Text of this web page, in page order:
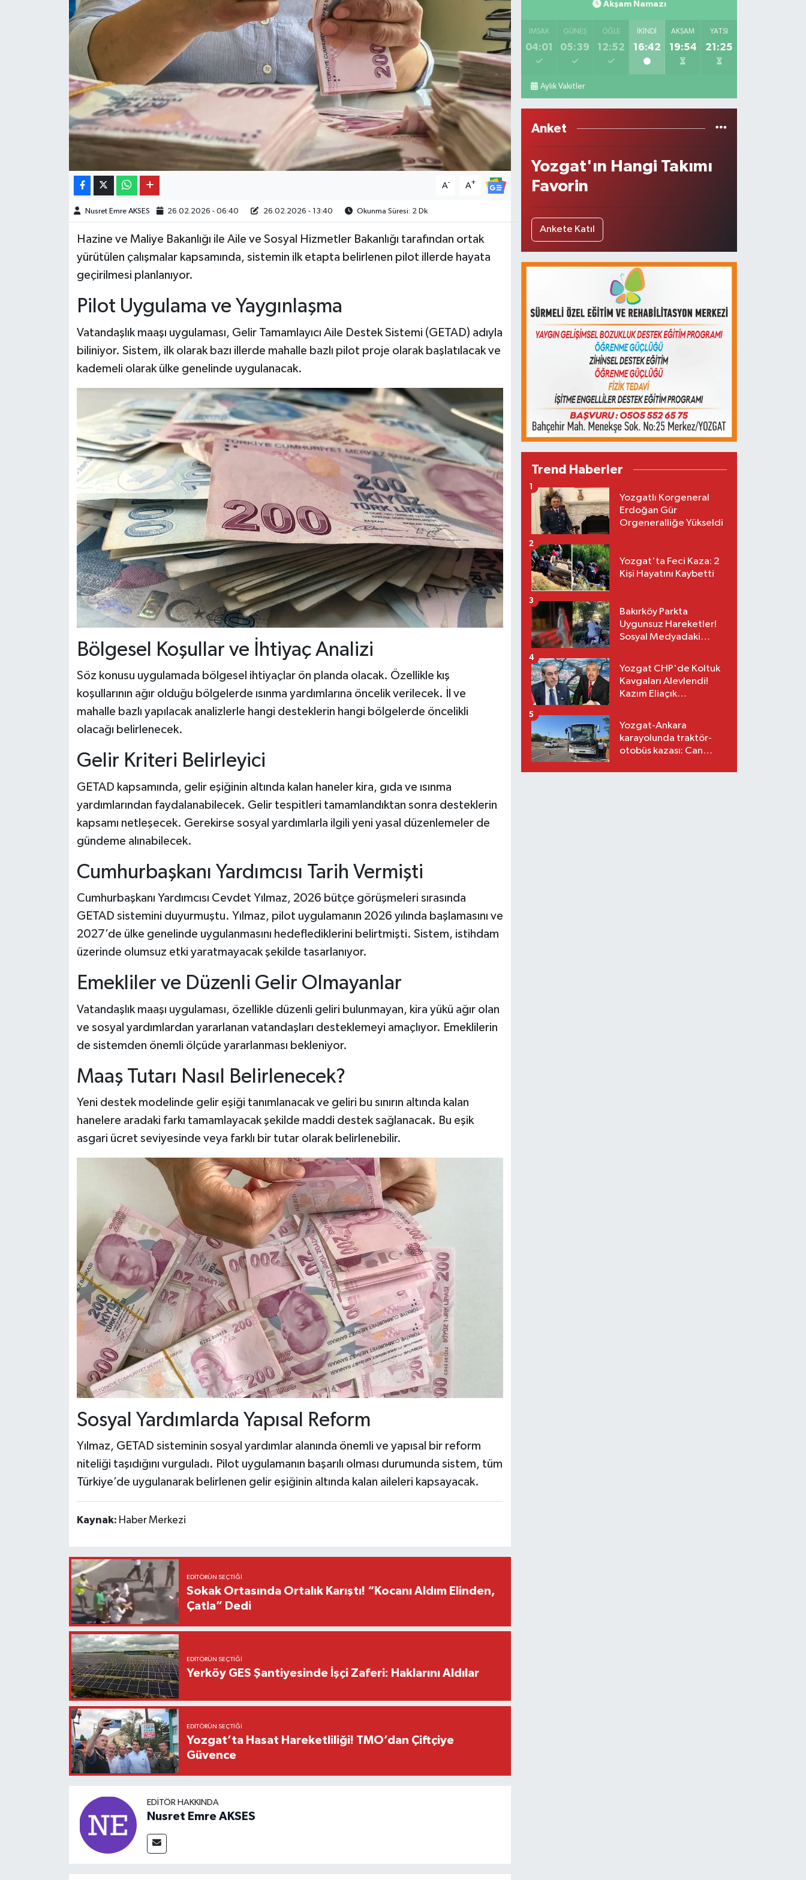
A- A+
Nusret Emre AKSES 26.02.2026 - 06:40 26.02.2026 - 13:40 Okunma Süresi: 2 Dk
Hazine ve Maliye Bakanlığı ile Aile ve Sosyal Hizmetler Bakanlığı tarafından ortak
yürütülen çalışmalar kapsamında, sistemin ilk etapta belirlenen pilot illerde hayata
geçirilmesi planlanıyor.
Pilot Uygulama ve Yaygınlaşma
Vatandaşlık maaşı uygulaması, Gelir Tamamlayıcı Aile Destek Sistemi (GETAD) adıyla
biliniyor. Sistem, ilk olarak bazı illerde mahalle bazlı pilot proje olarak başlatılacak ve
kademeli olarak ülke genelinde uygulanacak.
Bölgesel Koşullar ve İhtiyaç Analizi
Söz konusu uygulamada bölgesel ihtiyaçlar ön planda olacak. Özellikle kış
koşullarının ağır olduğu bölgelerde ısınma yardımlarına öncelik verilecek. İl ve
mahalle bazlı yapılacak analizlerle hangi desteklerin hangi bölgelerde öncelikli
olacağı belirlenecek.
Gelir Kriteri Belirleyici
GETAD kapsamında, gelir eşiğinin altında kalan haneler kira, gıda ve ısınma
yardımlarından faydalanabilecek. Gelir tespitleri tamamlandıktan sonra desteklerin
kapsamı netleşecek. Gerekirse sosyal yardımlarla ilgili yeni yasal düzenlemeler de
gündeme alınabilecek.
Cumhurbaşkanı Yardımcısı Tarih Vermişti
Cumhurbaşkanı Yardımcısı Cevdet Yılmaz, 2026 bütçe görüşmeleri sırasında
GETAD sistemini duyurmuştu. Yılmaz, pilot uygulamanın 2026 yılında başlamasını ve
2027’de ülke genelinde uygulanmasını hedeflediklerini belirtmişti. Sistem, istihdam
üzerinde olumsuz etki yaratmayacak şekilde tasarlanıyor.
Emekliler ve Düzenli Gelir Olmayanlar
Vatandaşlık maaşı uygulaması, özellikle düzenli geliri bulunmayan, kira yükü ağır olan
ve sosyal yardımlardan yararlanan vatandaşları desteklemeyi amaçlıyor. Emeklilerin
de sistemden önemli ölçüde yararlanması bekleniyor.
Maaş Tutarı Nasıl Belirlenecek?
Yeni destek modelinde gelir eşiği tanımlanacak ve geliri bu sınırın altında kalan
hanelere aradaki farkı tamamlayacak şekilde maddi destek sağlanacak. Bu eşik
asgari ücret seviyesinde veya farklı bir tutar olarak belirlenebilir.
Sosyal Yardımlarda Yapısal Reform
Yılmaz, GETAD sisteminin sosyal yardımlar alanında önemli ve yapısal bir reform
niteliği taşıdığını vurguladı. Pilot uygulamanın başarılı olması durumunda sistem, tüm
Türkiye’de uygulanarak belirlenen gelir eşiğinin altında kalan aileleri kapsayacak.
Kaynak: Haber Merkezi
EDITÖRÜN SEÇTIĞI
Sokak Ortasında Ortalık Karıştı! “Kocanı Aldım Elinden,
Çatla” Dedi
EDITÖRÜN SEÇTIĞI
Yerköy GES Şantiyesinde İşçi Zaferi: Haklarını Aldılar
EDITÖRÜN SEÇTIĞI
Yozgat’ta Hasat Hareketliliği! TMO’dan Çiftçiye
Güvence
EDITÖR HAKKINDA
Nusret Emre AKSES
Akşam Namazı
İMSAK
04:01
GÜNEŞ
05:39
ÖĞLE
12:52
İKINDI
16:42
AKŞAM
19:54
YATSI
21:25
Aylık Vakitler
Anket
Yozgat'ın Hangi Takımı
Favorin
Ankete Katıl
Trend Haberler
Yozgatlı Korgeneral
Erdoğan Gür
Orgeneralliğe Yükseldi
1
Yozgat'ta Feci Kaza: 2
Kişi Hayatını Kaybetti
2
Bakırköy Parkta
Uygunsuz Hareketler!
Sosyal Medyadaki
3
Yozgat CHP'de Koltuk
Kavgaları Alevlendi!
Kazım Eliaçık
4
Yozgat-Ankara
karayolunda traktör-
otobüs kazası: Can
5